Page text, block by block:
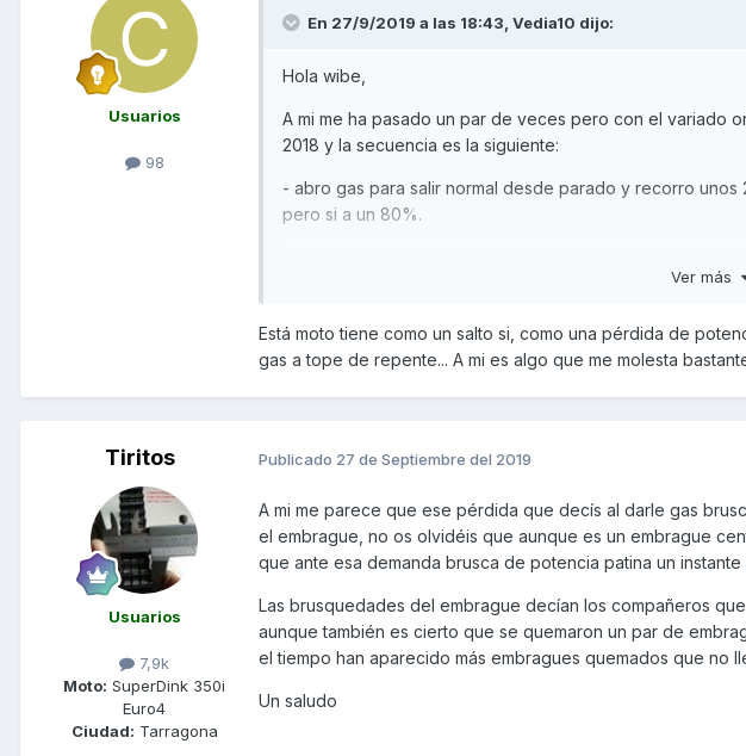
Usuarios
98
En 27/9/2019 a las 18:43, Vedia10 dijo:
Hola wibe,
A mi me ha pasado un par de veces pero con el variado
2018 y la secuencia es la siguiente:
- abro gas para salir normal desde parado y recorro
pero si a un 80%.
Yo también pensé en un salto de los dientes de la
feeling ya que trabajo con máquinas que llevan correas
Del resto de problemas que se comentan de momento
Saludos
Ver más
Está moto tiene como un salto si, como una pérdida de
gas a tope de repente... A mi es algo que me molesta
Tiritos
Usuarios
7,9k
Moto: SuperDink 350i
Euro4
Ciudad: Tarragona
Publicado 27 de Septiembre del 2019
A mi me parece que ese pérdida que decís al darle gas
el embrague, no os olvidéis que aunque es un embrague
que ante esa demanda brusca de potencia patina un
Las brusquedades del embrague decían los compañeros
aunque también es cierto que se quemaron un par de
el tiempo han aparecido más embragues quemados que no
Un saludo